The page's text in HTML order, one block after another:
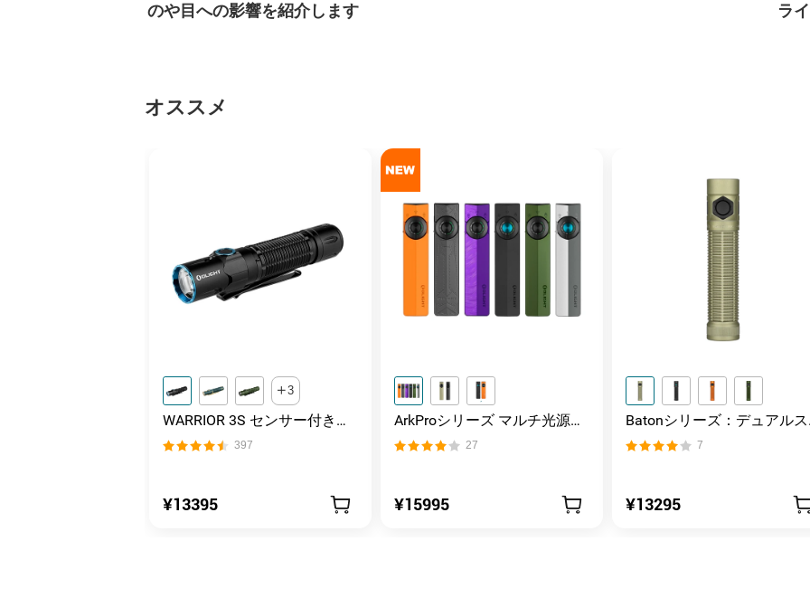
のや目への影響を紹介します
ラ
オススメ
3
WARRIOR 3S センサー付きタ
クティカルライト マグネット
充電式 懐中電灯
397
¥13395
ArkProシリーズ マルチ光源薄
型フラッシュライト
27
¥15995
Batonシリーズ：デュアルス
イッチ搭載の高ルーメンコ
パクトEDC懐中電灯
7
¥13295